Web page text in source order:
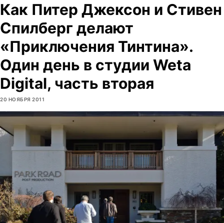
Как Питер Джексон и Стивен
Спилберг делают
«Приключения Тинтина».
Один день в студии Weta
Digital, часть вторая
20 НОЯБРЯ 2011